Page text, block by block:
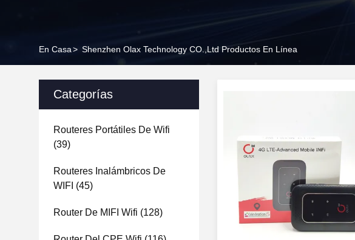
En Casa> Shenzhen Olax Technology CO.,Ltd Productos En Línea
Categorías
Routeres Portátiles De Wifi
(39)
Routeres Inalámbricos De
WIFI (45)
Router De MIFI Wifi (128)